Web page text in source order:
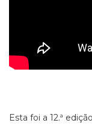
Esta foi a 12.ª